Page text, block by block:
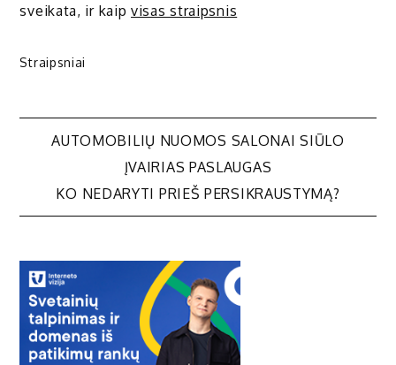
sveikata, ir kaipvisas straipsnis
Straipsniai
Navigacija
tarp
įrašų
AUTOMOBILIŲ NUOMOS SALONAI SIŪLO
ĮVAIRIAS PASLAUGAS
KO NEDARYTI PRIEŠ PERSIKRAUSTYMĄ?